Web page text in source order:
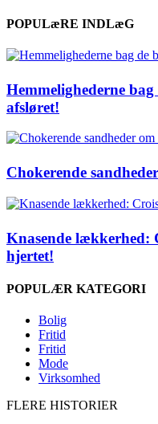
POPULæRE INDLæG
Hemmelighederne
afsløret!
Chokerende
Knasende lækkerhed:
hjertet!
POPULÆR KATEGORI
Bolig
Fritid
Fritid
Mode
Virksomhed
FLERE HISTORIER